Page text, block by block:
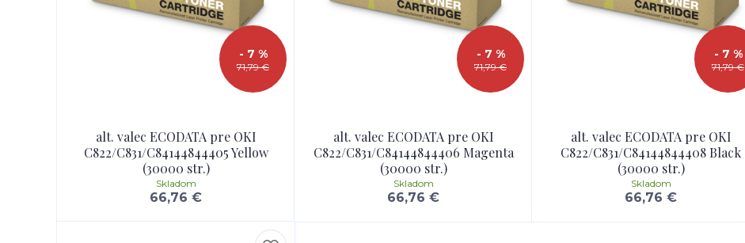
71,79 €
- 7 %
alt. valec ECODATA pre OKI
C822/C831/C84144844405 Yellow
(30000 str.)
66,76 €
Skladom
71,79 €
- 7 %
alt. valec ECODATA pre OKI
C822/C831/C84144844406 Magenta
(30000 str.)
66,76 €
Skladom
71,79 €
- 7 %
alt. valec ECODATA pre OKI
C822/C831/C84144844408 Black
(30000 str.)
66,76 €
Skladom